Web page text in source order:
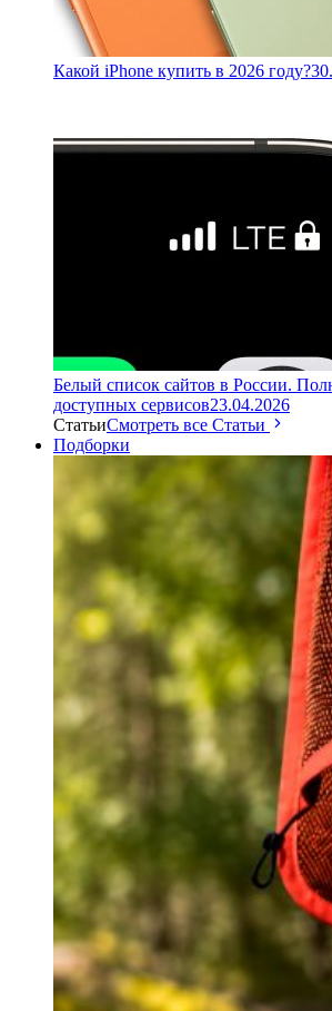
Какой iPhone купить в 2026 году?
Белый список сайтов в России.
доступных сервисов23.04.2026
СтатьиСмотреть все Статьи
Подборки